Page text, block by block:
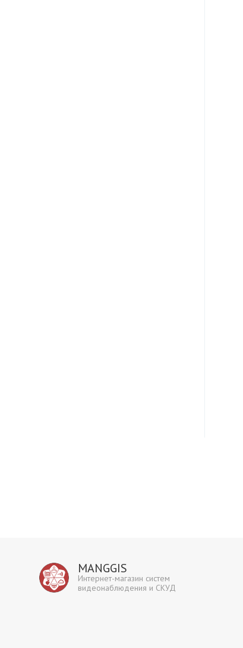
MANGGIS
Интернет-магазин систем
видеонаблюдения и СКУД